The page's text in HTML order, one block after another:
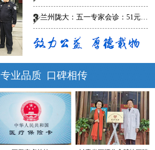
兰州陇大：五一专家会诊：51元泌尿男科惠民普查
专业品质 口碑相传